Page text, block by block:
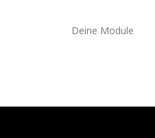
Deine Module